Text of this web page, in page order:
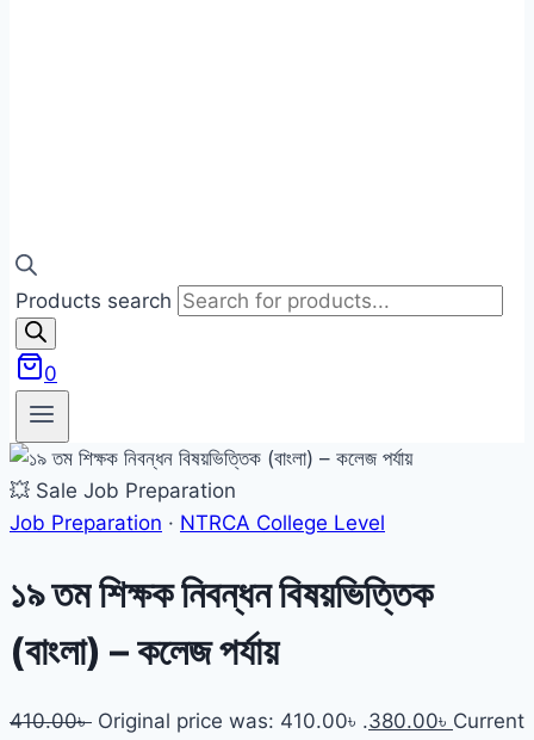
Products search
0
💥 Sale Job Preparation
Job Preparation · NTRCA College Level
১৯ তম শিক্ষক নিবন্ধন বিষয়ভিত্তিক
(বাংলা) – কলেজ পর্যায়
410.00৳ Original price was: 410.00৳ .380.00৳ Current